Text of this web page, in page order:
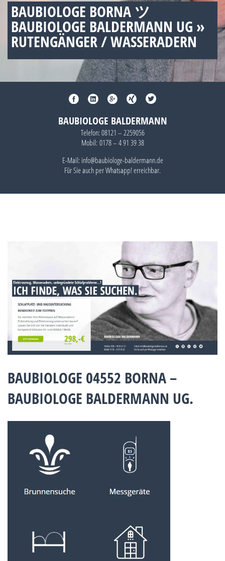
BAUBIOLOGE BORNA ツ
BAUBIOLOGE BALDERMANN UG »
RUTENGÄNGER / WASSERADERN
BAUBIOLOGE BALDERMANN
Telefon: 08121 – 2259056
Mobil: 0178 – 4 91 39 38
E-Mail: info@baubiologe-baldermann.de
Für Sie auch perWhatsapp!erreichbar.
BAUBIOLOGE 04552 BORNA –
BAUBIOLOGE BALDERMANN UG.